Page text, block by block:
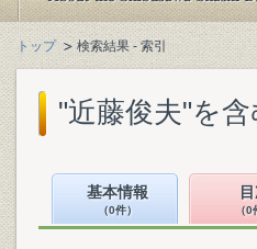
トップ 検索結果 - 索引
"近藤俊夫"を
基本情報
（0件） （0